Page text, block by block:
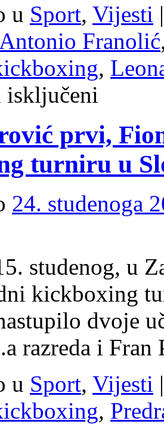
u Sport, Vijesti |
Antonio Franolić
,
isključeni
na
kickboxing
turniru
u
Zaboku
prvi,
turniru u
24. studenoga
studenog, u
kickboxing
dvoje
razreda i Fran
u Sport, Vijesti |
,